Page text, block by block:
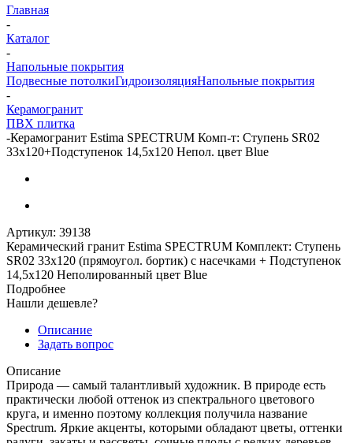
Главная
-
Каталог
-
Напольные покрытия
Подвесные потолкиГидроизоляцияНапольные покрытия
-
Керамогранит
ПВХ плитка
-Керамогранит Estima SPECTRUM Комп-т: Ступень SR02
33x120+Подступенок 14,5x120 Непол. цвет Blue
Артикул: 39138
Керамический гранит Estima SPECTRUM Комплект: Ступень
SR02 33x120 (прямоугол. бортик) с насечками + Подступенок
14,5x120 Неполированный цвет Blue
Подробнее
Нашли дешевле?
Описание
Задать вопрос
Описание
Природа — самый талантливый художник. В природе есть
практически любой оттенок из спектрального цветового
круга, и именно поэтому коллекция получила название
Spectrum. Яркие акценты, которыми обладают цветы, оттенки